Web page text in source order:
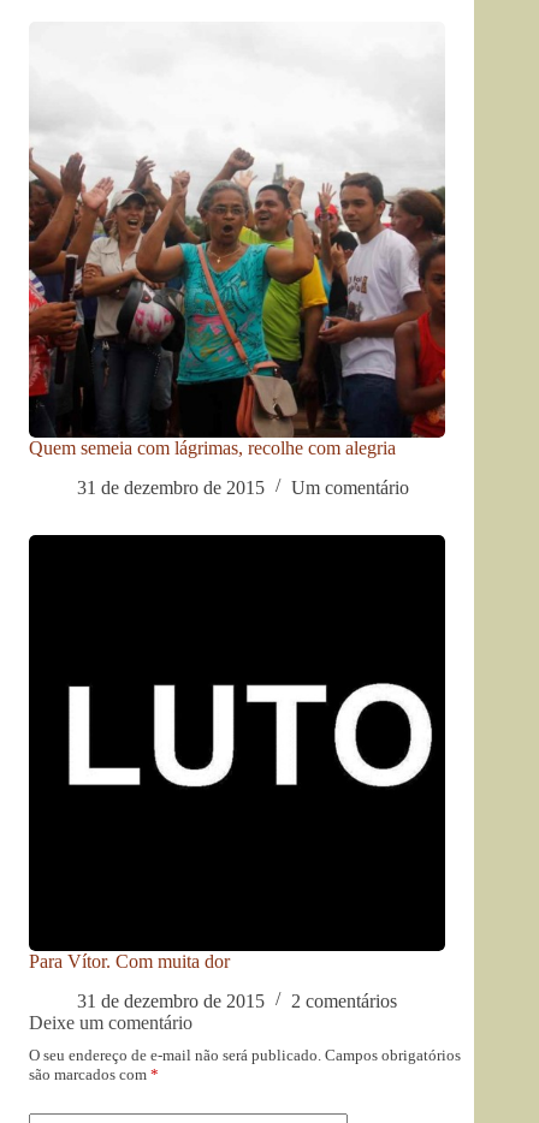
Quem semeia com lágrimas, recolhe com alegria
31 de dezembro de 2015
Um comentário
Para Vítor. Com muita dor
31 de dezembro de 2015
2 comentários
Deixe um comentário
O seu endereço de e-mail não será publicado. Campos obrigatórios
são marcados com *